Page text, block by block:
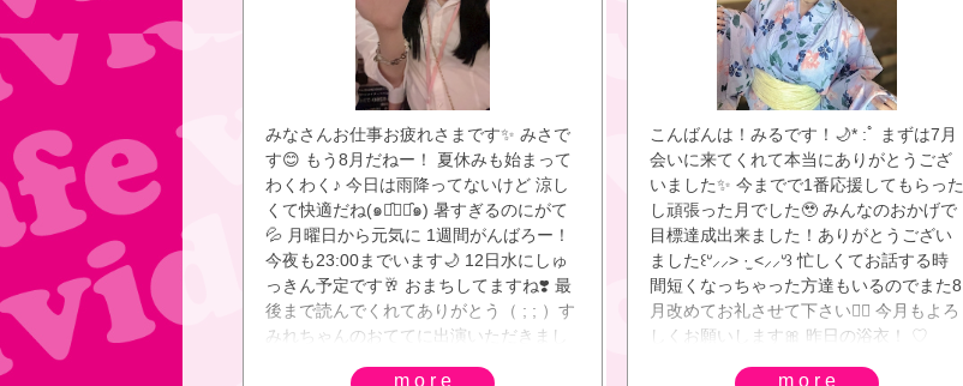
みなさんお仕事お疲れさまです✨ みさで
す😊 もう8月だねー！ 夏休みも始まって
わくわく♪ 今日は雨降ってないけど 涼し
くて快適だね(๑･̑◡･̑๑) 暑すぎるのにがて
💦 月曜日から元気に 1週間がんばろー！
今夜も23:00までいます🌙 12日水にしゅ
っきん予定です🥂 おまちしてますね❣️ 最
後まで読んでくれてありがとう（ ; ; ）す
みれちゃんのおててに出演いただきまし
more
こんばんは！みるです！🌙* :ﾟ まずは7月
会いに来てくれて本当にありがとうござ
いました✨️ 今までで1番応援してもらった
し頑張った月でした🥹 みんなのおかげで
目標達成出来ました！ありがとうござい
ました꒰ᐡ⸝⸝> ·̫ <⸝⸝ᐡ꒱ 忙しくてお話する時
間短くなっちゃった方達もいるのでまた8
月改めてお礼させて下さい🙇‍♀️ 今月もよろ
しくお願いします🎀 昨日の浴衣！ ♡
more